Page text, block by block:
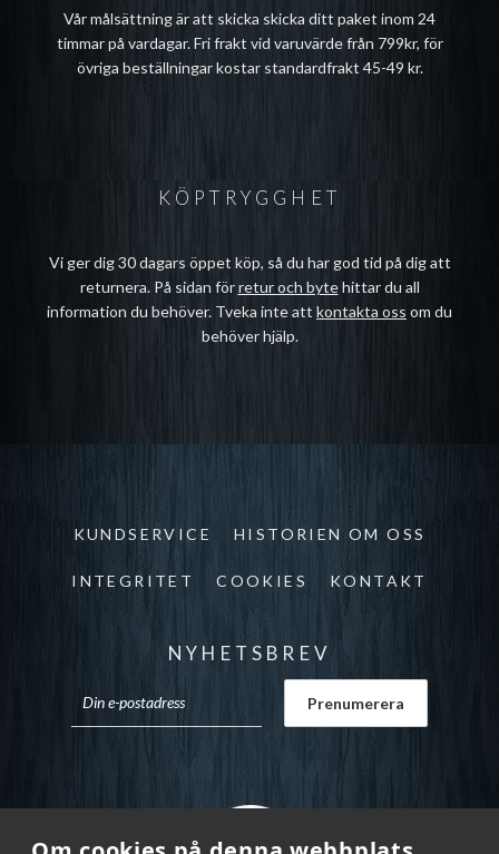
Vår målsättning är att skicka skicka ditt paket inom 24
timmar på vardagar. Fri frakt vid varuvärde från 799kr, för
övriga beställningar kostar standardfrakt 45-49 kr.
KÖPTRYGGHET
Vi ger dig 30 dagars öppet köp, så du har god tid på dig att
returnera. På sidan förretur och bytehittar du all
information du behöver. Tveka inte att kontakta oss om du
behöver hjälp.
KUNDSERVICE HISTORIEN OM OSS
INTEGRITET COOKIES KONTAKT
NYHETSBREV